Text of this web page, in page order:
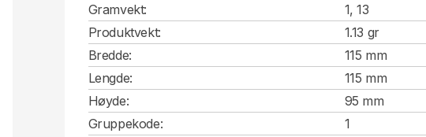
Gramvekt:
1, 13
Produktvekt:
1.13 gr
Bredde:
115 mm
Lengde:
115 mm
Høyde:
95 mm
Gruppekode:
1